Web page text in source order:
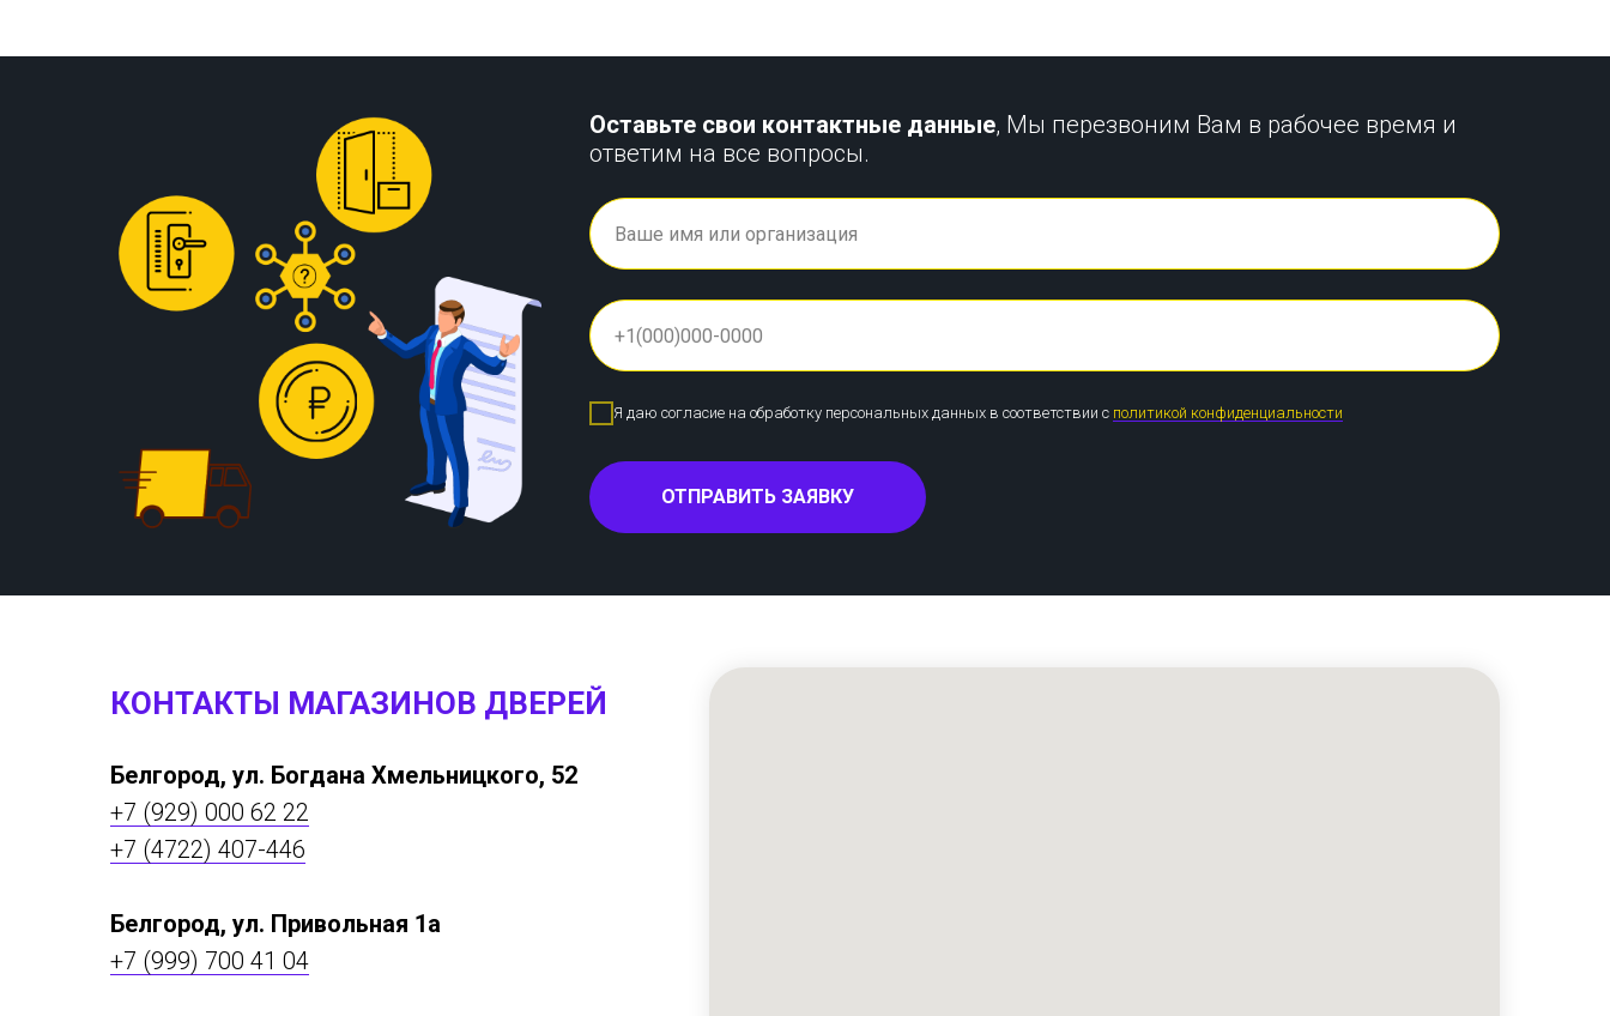
Оставьте свои контактные данные, Мы перезвоним Вам в рабочее время и
ответим на все вопросы.
Я даю согласие на обработку персональных данных в соответствии с политикой конфиденциальности
ОТПРАВИТЬ ЗАЯВКУ
КОНТАКТЫ МАГАЗИНОВ ДВЕРЕЙ
Белгород, ул. Богдана Хмельницкого, 52
+7 (929) 000 62 22
+7 (4722) 407-446
Белгород, ул. Привольная 1а
+7 (999) 700 41 04